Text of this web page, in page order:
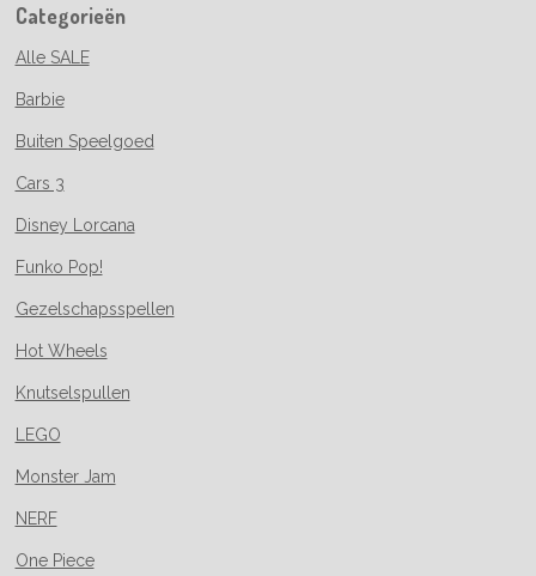
Categorieën
Alle SALE
Barbie
Buiten Speelgoed
Cars 3
Disney Lorcana
Funko Pop!
Gezelschapsspellen
Hot Wheels
Knutselspullen
LEGO
Monster Jam
NERF
One Piece